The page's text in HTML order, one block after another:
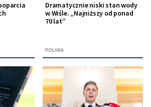
Dramatycznie niski stan wody
w Wiśle. „Najniższy od ponad
70 lat”
POLSKA